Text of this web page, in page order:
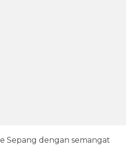
Sepang dengan semangat